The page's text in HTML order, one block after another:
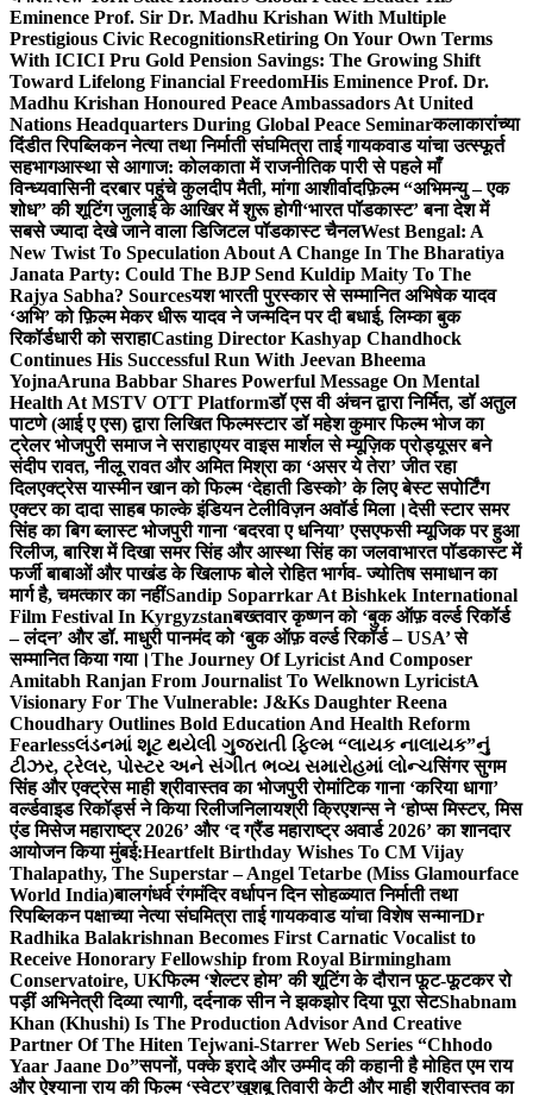
Eminence Prof. Sir Dr. Madhu Krishan With Multiple
Prestigious Civic RecognitionsRetiring On Your Own Terms
With ICICI Pru Gold Pension Savings: The Growing Shift
Toward Lifelong Financial FreedomHis Eminence Prof. Dr.
Madhu Krishan Honoured Peace Ambassadors At United
Nations Headquarters During Global Peace Seminarकलाकारांच्या
दिंडीत रिपब्लिकन नेत्या तथा निर्माती संघमित्रा ताई गायकवाड यांचा उत्स्फूर्त
सहभागआस्था से आगाज: कोलकाता में राजनीतिक पारी से पहले माँ
विन्ध्यवासिनी दरबार पहुंचे कुलदीप मैती, मांगा आशीर्वादफ़िल्म “अभिमन्यु – एक
शोध” की शूटिंग जुलाई के आखिर में शुरू होगी‘भारत पॉडकास्ट’ बना देश में
सबसे ज्यादा देखे जाने वाला डिजिटल पॉडकास्ट चैनलWest Bengal: A
New Twist To Speculation About A Change In The Bharatiya
Janata Party: Could The BJP Send Kuldip Maity To The
Rajya Sabha? Sourcesयश भारती पुरस्कार से सम्मानित अभिषेक यादव
‘अभि’ को फ़िल्म मेकर धीरू यादव ने जन्मदिन पर दी बधाई, लिम्का बुक
रिकॉर्डधारी को सराहाCasting Director Kashyap Chandhock
Continues His Successful Run With Jeevan Bheema
YojnaAruna Babbar Shares Powerful Message On Mental
Health At MSTV OTT Platformडॉ एस वी अंचन द्वारा निर्मित, डॉ अतुल
पाटणे (आई ए एस) द्वारा लिखित फिल्मस्टार डॉ महेश कुमार फिल्म भोज का
ट्रेलर भोजपुरी समाज ने सराहाएयर वाइस मार्शल से म्यूज़िक प्रोड्यूसर बने
संदीप रावत, नीलू रावत और अमित मिश्रा का ‘असर ये तेरा’ जीत रहा
दिलएक्ट्रेस यास्मीन खान को फिल्म ‘देहाती डिस्को’ के लिए बेस्ट सपोर्टिंग
एक्टर का दादा साहब फाल्के इंडियन टेलीविज़न अवॉर्ड मिला।देसी स्टार समर
सिंह का बिग ब्लास्ट भोजपुरी गाना ‘बदरवा ए धनिया’ एसएफसी म्यूजिक पर हुआ
रिलीज, बारिश में दिखा समर सिंह और आस्था सिंह का जलवाभारत पॉडकास्ट में
फर्जी बाबाओं और पाखंड के खिलाफ बोले रोहित भार्गव- ज्योतिष समाधान का
मार्ग है, चमत्कार का नहींSandip Soparrkar At Bishkek International
Film Festival In Kyrgyzstanबख्तवार कृष्णन को ‘बुक ऑफ़ वर्ल्ड रिकॉर्ड
– लंदन’ और डॉ. माधुरी पानमंद को ‘बुक ऑफ़ वर्ल्ड रिकॉर्ड – USA’ से
सम्मानित किया गया।The Journey Of Lyricist And Composer
Amitabh Ranjan From Journalist To Welknown LyricistA
Visionary For The Vulnerable: J&Ks Daughter Reena
Choudhary Outlines Bold Education And Health Reform
Fearlessલંડનમાં શૂટ થયેલી ગુજરાતી ફિલ્મ “લાયક નાલાયક”નું
ટીઝર, ટ્રેલર, પોસ્ટર અને સંગીત ભવ્ય સમારોહમાં લોન્ચसिंगर सुगम
सिंह और एक्ट्रेस माही श्रीवास्तव का भोजपुरी रोमांटिक गाना ‘करिया धागा’
वर्ल्डवाइड रिकॉर्ड्स ने किया रिलीजनिलायश्री क्रिएशन्स ने ‘होप्स मिस्टर, मिस
एंड मिसेज महाराष्ट्र 2026’ और ‘द ग्रैंड महाराष्ट्र अवार्ड 2026’ का शानदार
आयोजन किया मुंबई:Heartfelt Birthday Wishes To CM Vijay
Thalapathy, The Superstar – Angel Tetarbe (Miss Glamourface
World India)बालगंधर्व रंगमंदिर वर्धापन दिन सोहळ्यात निर्माती तथा
रिपब्लिकन पक्षाच्या नेत्या संघमित्रा ताई गायकवाड यांचा विशेष सन्मानDr
Radhika Balakrishnan Becomes First Carnatic Vocalist to
Receive Honorary Fellowship from Royal Birmingham
Conservatoire, UKफिल्म ‘शेल्टर होम’ की शूटिंग के दौरान फूट-फूटकर रो
पड़ीं अभिनेत्री दिव्या त्यागी, दर्दनाक सीन ने झकझोर दिया पूरा सेटShabnam
Khan (Khushi) Is The Production Advisor And Creative
Partner Of The Hiten Tejwani-Starrer Web Series “Chhodo
Yaar Jaane Do”सपनों, पक्के इरादे और उम्मीद की कहानी है मोहित एम राय
और ऐश्याना राय की फिल्म ‘स्वेटर’खुशबू तिवारी केटी और माही श्रीवास्तव का